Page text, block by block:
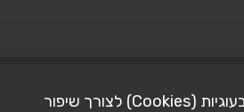
אתר זה משתמש בעוגיות (Cookies) לצורך שיפור